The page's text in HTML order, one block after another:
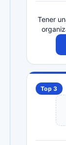
Tener
Top 3